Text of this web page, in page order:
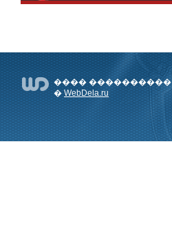
���� ����������
�WebDela.ru